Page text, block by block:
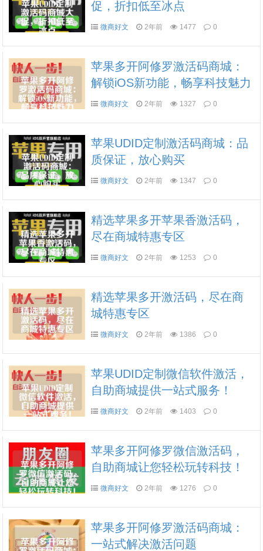
促，折扣低至冰点
微商好文 2年前 1477 0
苹果多开阿修罗激活码商城：
解锁iOS新功能，畅享科技魅力
微商好文 2年前 1327 0
苹果UDID定制激活码商城：品
质保证，放心购买
微商好文 2年前 1347 0
精选苹果多开苹果香激活码，
尽在商城特惠专区
微商好文 2年前 1253 0
精选苹果多开激活码，尽在商
城特惠专区
微商好文 2年前 1386 0
苹果UDID定制微信软件激活，
自助商城提供一站式服务！
微商好文 2年前 1403 0
苹果多开阿修罗微信激活码，
自助商城让您轻松玩转科技！
微商好文 2年前 1276 0
苹果多开阿修罗激活码商城：
一站式解决激活问题